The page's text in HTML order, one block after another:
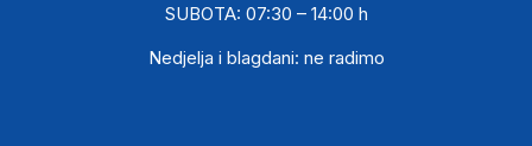
SUBOTA: 07:30 – 14:00 h
Nedjelja i blagdani: ne radimo